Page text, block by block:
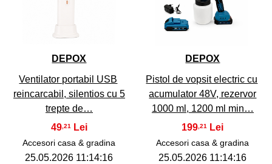
38
DEPOX
Ventilator portabil USB
reincarcabil, silentios cu 5
trepte de…
49,21
Accesori casa & gradina
25.05.2026 11:14:16
39
DEPOX
Pistol de vopsit electric cu
acumulator 48V, rezervor
1000 ml, 1200 ml min…
199 ,21
Accesori casa & gradina
25.05.2026 11:14:16